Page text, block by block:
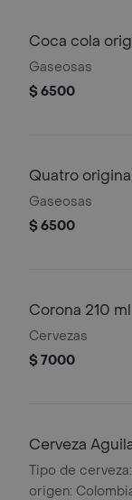
Coca cola
Gaseosas
$ 6500
Quatro
Gaseosas
$ 6500
Corona 210 ml
Cervezas
$ 7000
Cerveza
330ml
Tipo de
origen: